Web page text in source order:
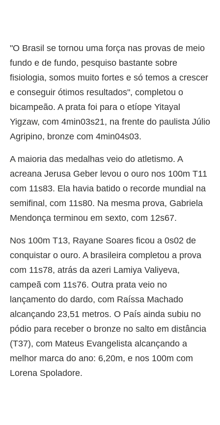
"O Brasil se tornou uma força nas provas de meio
fundo e de fundo, pesquiso bastante sobre
fisiologia, somos muito fortes e só temos a crescer
e conseguir ótimos resultados", completou o
bicampeão. A prata foi para o etíope Yitayal
Yigzaw, com 4min03s21, na frente do paulista Júlio
Agripino, bronze com 4min04s03.
A maioria das medalhas veio do atletismo. A
acreana Jerusa Geber levou o ouro nos 100m T11
com 11s83. Ela havia batido o recorde mundial na
semifinal, com 11s80. Na mesma prova, Gabriela
Mendonça terminou em sexto, com 12s67.
Nos 100m T13, Rayane Soares ficou a 0s02 de
conquistar o ouro. A brasileira completou a prova
com 11s78, atrás da azeri Lamiya Valiyeva,
campeã com 11s76. Outra prata veio no
lançamento do dardo, com Raíssa Machado
alcançando 23,51 metros. O País ainda subiu no
pódio para receber o bronze no salto em distância
(T37), com Mateus Evangelista alcançando a
melhor marca do ano: 6,20m, e nos 100m com
Lorena Spoladore.